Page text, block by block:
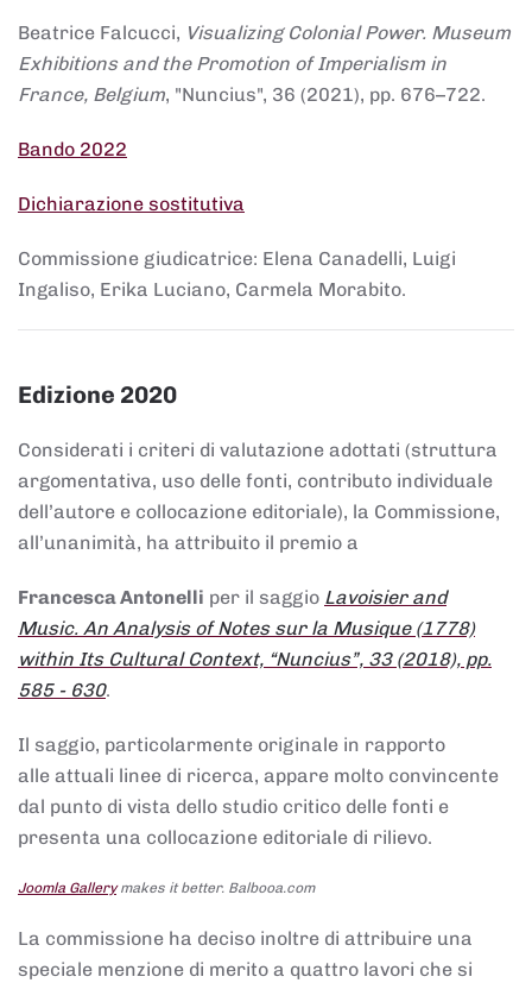
Beatrice Falcucci, Visualizing Colonial Power. Museum
Exhibitions and the Promotion of Imperialism in
France, Belgium, "Nuncius", 36 (2021), pp. 676–722.
Bando 2022
Dichiarazione sostitutiva
Commissione giudicatrice: Elena Canadelli, Luigi
Ingaliso, Erika Luciano, Carmela Morabito.
Edizione 2020
Considerati i criteri di valutazione adottati (struttura
argomentativa, uso delle fonti, contributo individuale
dell’autore e collocazione editoriale), la Commissione,
all’unanimità, ha attribuito il premio a
Francesca Antonelli per il saggio Lavoisier and
Music. An Analysis of Notes sur la Musique (1778)
within Its Cultural Context, “Nuncius”, 33 (2018), pp.
585 - 630.
Il saggio, particolarmente originale in rapporto
alle attuali linee di ricerca, appare molto convincente
dal punto di vista dello studio critico delle fonti e
presenta una collocazione editoriale di rilievo.
Joomla Gallerymakes it better. Balbooa.com
La commissione ha deciso inoltre di attribuire una
speciale menzione di merito a quattro lavori che si